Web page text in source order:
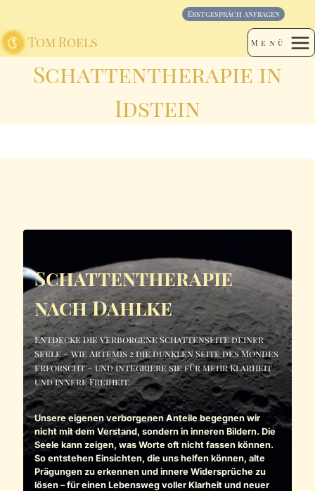
content
Erstgespräch anfragen
Tom Roels Menü
Schattentherapie in
Idstein
Schattentherapie
nach Dahlke
Entdecke die verborgene Schattenseite deiner
Seele – wie Artemis 2 die dunklen Seite des Mondes
erforscht – und integriere sie für mehr Klarheit
und innere Freiheit.
Unsere eigenen verborgenen Anteile begegnen wir
nicht mit dem Verstand, sondern in inneren Bildern. Die
Seele kann zeigen, was Worte oft nicht fassen können.
So entstehen Einsichten, die uns helfen können, alte
Prägungen zu erkennen und innere Widersprüche zu
lösen – für einen Lebensweg voller Klarheit und neuer